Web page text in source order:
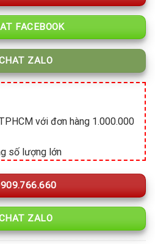
FACEBOOK
ZALO
với đơn hàng 1.000.000
số lượng lớn
ZALO